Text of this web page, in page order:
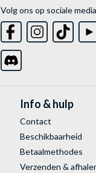
Volg ons op sociale
Info & hulp
Contact
Beschikbaarheid
Betaalmethodes
Verzenden &